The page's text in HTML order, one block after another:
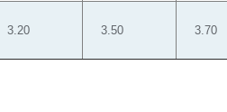
3.20 3.50 3.70